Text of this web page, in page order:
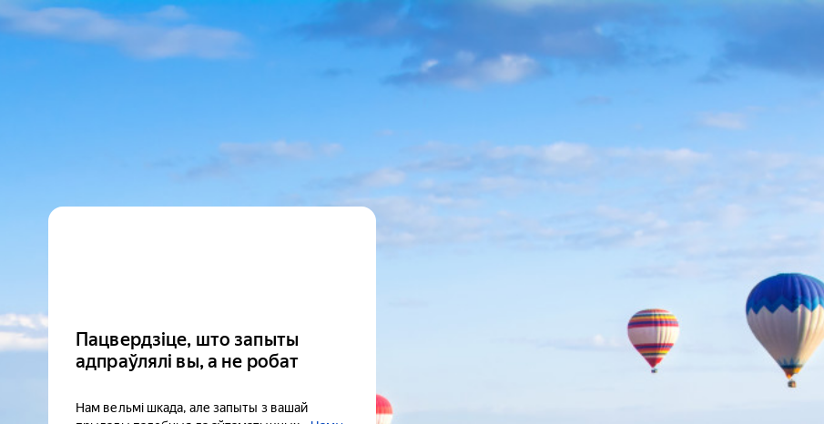
Пацвердзіце, што запыты
адпраўлялі вы, а не робат
Нам вельмі шкада, але запыты з вашай